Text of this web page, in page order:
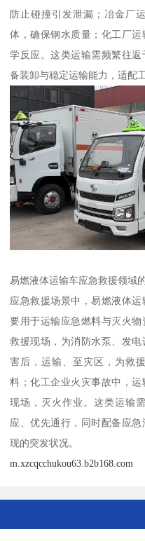
防止碰撞引发泄漏；冶金厂
体，确保钢水质量；化工厂
学反应。这类运输需频繁往
备装卸与稳定运输能力，适配
易燃液体运输车应急救援领域
应急救援场景中，易燃液体
要用于运输应急燃料与灭火
救援现场，为消防水泵、发
害后，运输、至灾区，为救
料；化工企业火灾事故中，
现场，灭火作业。这类运输
应、优先通行，同时配备应
现的突发状况。
m.xzcqcchukou63.b2b168.com